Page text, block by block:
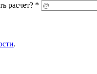
расчет? *
.